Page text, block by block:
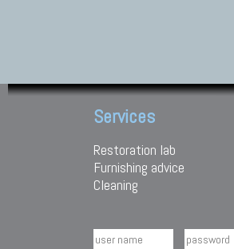
Services
Restoration lab
Furnishing advice
Cleaning